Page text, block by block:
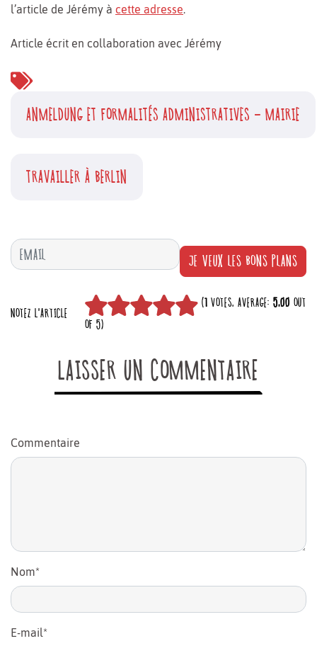
l’article de Jérémy à cette adresse.
Article écrit en collaboration avec Jérémy
ANMELDUNG ET FORMALITÉS ADMINISTRATIVES - MAIRIE
TRAVAILLER À BERLIN
JE VEUX LES BONS PLANS
NOTEZ L'ARTICLE
(1VOTES, AVERAGE: 5,00 OUT
OF 5)
LAISSER UN COMMENTAIRE
Commentaire
Nom*
E-mail *